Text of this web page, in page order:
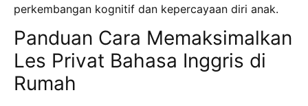
perkembangan kognitif dan kepercayaan diri anak.
Panduan Cara Memaksimalkan
Les Privat Bahasa Inggris di
Rumah